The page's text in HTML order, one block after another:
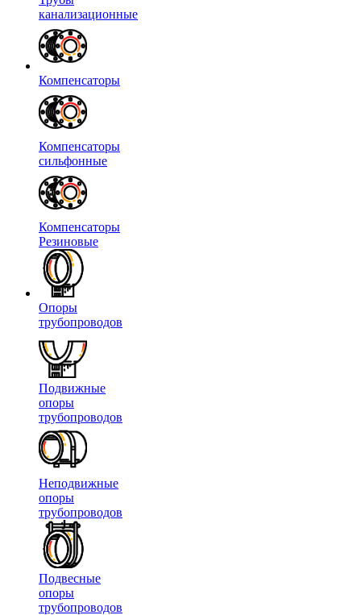
канализационные
Компенсаторы
Компенсаторы
сильфонные
Компенсаторы
Резиновые
Опоры
трубопроводов
Подвижные
опоры
трубопроводов
Неподвижные
опоры
трубопроводов
Подвесные
опоры
трубопроводов